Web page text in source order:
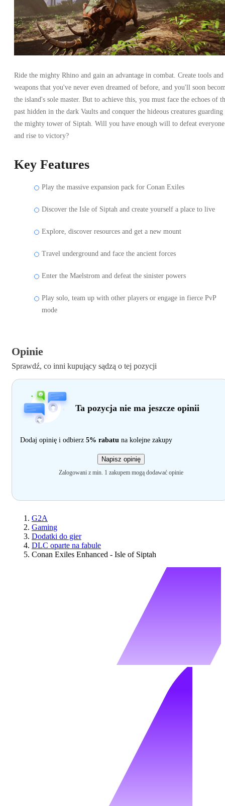
Ride the mighty Rhino and gain an advantage in combat. Create tools and
weapons that you've never even dreamed of before, and you'll soon
the island's sole master. But to achieve this, you must face the echoes of
past hidden in the dark Vaults and conquer the hideous creatures guarding
the mighty tower of Siptah. Will you have enough will to defeat everyone
and rise to victory?
Key Features
Play the massive expansion pack for Conan Exiles
Discover the Isle of Siptah and create yourself a place to live
Explore, discover resources and get a new mount
Travel underground and face the ancient forces
Enter the Maelstrom and defeat the sinister powers
Play solo, team up with other players or engage in fierce PvP
mode
Opinie
Sprawdź, co inni kupujący sądzą o tej pozycji
Ta pozycja nie ma jeszcze opinii
Dodaj opinię i odbierz 5% rabatu na kolejne zakupy
Napisz opinię
Zalogowani z min. 1 zakupem mogą dodawać opinie
G2A
Gaming
Dodatki do gier
DLC oparte na fabule
Conan Exiles Enhanced - Isle of Siptah